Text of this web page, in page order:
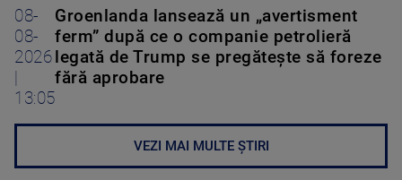
08-
08-
2026
13:05
Groenlanda lansează un „avertisment
ferm” după ce o companie petrolieră
legată de Trump se pregătește să foreze
fără aprobare
VEZI MAI MULTE ȘTIRI